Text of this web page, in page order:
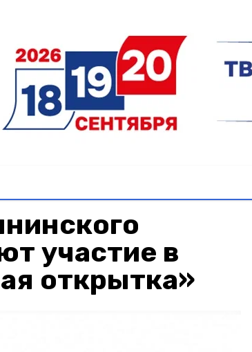
участие в
открытка»